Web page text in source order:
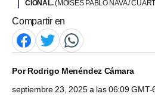
CIONAL.(MOISÉS PABLO NAVA /
Compartir en
PorRodrigo Menéndez Cámara
septiembre 23, 2025 a las 06:09 GMT-